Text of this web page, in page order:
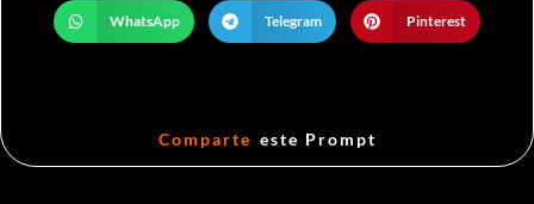
WhatsApp Telegram Pinterest
Comparte este Prompt